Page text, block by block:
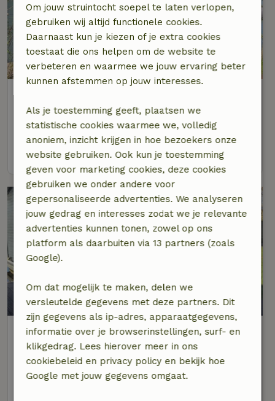
Op 1 km afstand van Vinkeveen
6 personen 3 slaapkamers
bekijk
Natuurhuisje in Vinkeveen
Op 1 km afstand van Vinkeveen
7,7/10
6 personen 2 slaapkamers
Om jouw struintocht soepel te laten verlopen,
gebruiken wij altijd functionele cookies.
Daarnaast kun je kiezen of je extra cookies
toestaat die ons helpen om de website te
verbeteren en waarmee we jouw ervaring beter
kunnen afstemmen op jouw interesses.
Als je toestemming geeft, plaatsen we
statistische cookies waarmee we, volledig
anoniem, inzicht krijgen in hoe bezoekers onze
website gebruiken. Ook kun je toestemming
geven voor marketing cookies, deze cookies
gebruiken we onder andere voor
gepersonaliseerde advertenties. We analyseren
jouw gedrag en interesses zodat we je relevante
advertenties kunnen tonen, zowel op ons
platform als daarbuiten via 13 partners (zoals
Google).
Om dat mogelijk te maken, delen we
versleutelde gegevens met deze partners. Dit
zijn gegevens als ip-adres, apparaatgegevens,
informatie over je browserinstellingen, surf- en
klikgedrag. Lees hierover meer in ons
cookiebeleid en privacy policy en bekijk hoe
Google met jouw gegevens omgaat.